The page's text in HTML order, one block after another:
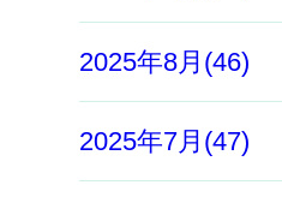
2025年8月(46)
2025年7月(47)